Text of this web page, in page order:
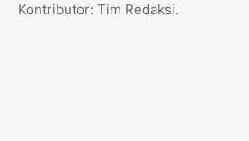
Kontributor: Tim Redaksi.